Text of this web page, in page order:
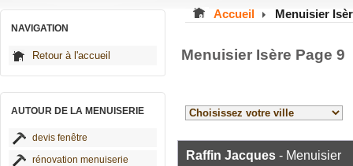
NAVIGATION
Retour à l'accueil
AUTOUR DE LA MENUISERIE
devis fenêtre
rénovation menuiserie
Accueil Menuisier
Menuisier Isère Page 9
Raffin Jacques - Menuisier